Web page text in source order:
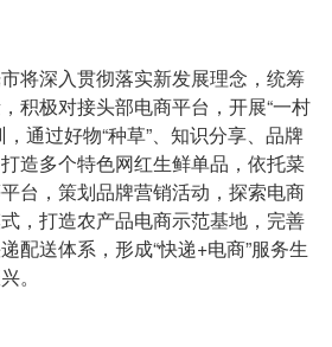
深入贯彻落实新发展理念，统筹
积极对接头部电商平台，开展“一村
通过好物“种草”、知识分享、品牌
造多个特色网红生鲜单品，依托菜
台，策划品牌营销活动，探索电商
，打造农产品电商示范基地，完善
配送体系，形成“快递+电商”服务生
。